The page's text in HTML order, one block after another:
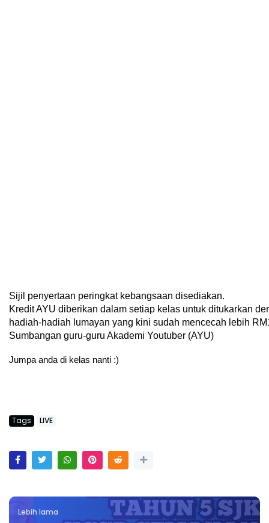
Sijil penyertaan peringkat kebangsaan disediakan.
Kredit AYU diberikan dalam setiap kelas untuk ditukarkan
hadiah-hadiah lumayan yang kini sudah mencecah lebih
Sumbangan guru-guru Akademi Youtuber (AYU)
Jumpa anda di kelas nanti :)
Tags LIVE
Lebih lama